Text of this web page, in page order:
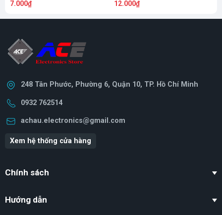
7.000₫ 12.000₫
248 Tân Phước, Phường 6, Quận 10, TP. Hồ Chí Minh
0932 762514
achau.electronics@gmail.com
Xem hệ thống cửa hàng
Chính sách
Hướng dẫn